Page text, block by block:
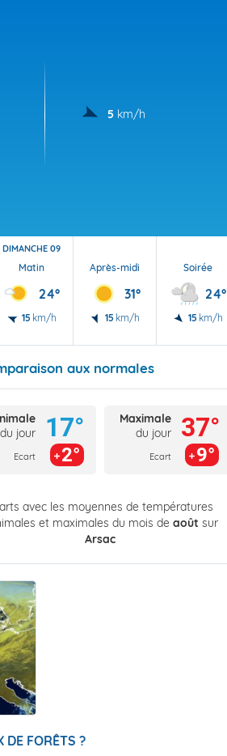
5 km/h
DIMANCHE 09
Matin
24°
15 km/h
Après-midi
31°
15 km/h
Soirée
24°
15 km/h
aux normales
du jour
Ecart
17°
2°
Maximale
du jour
Ecart
37°
9°
avec les moyennes de températures
et maximales du mois de août sur
Arsac
DE FORÊTS ?